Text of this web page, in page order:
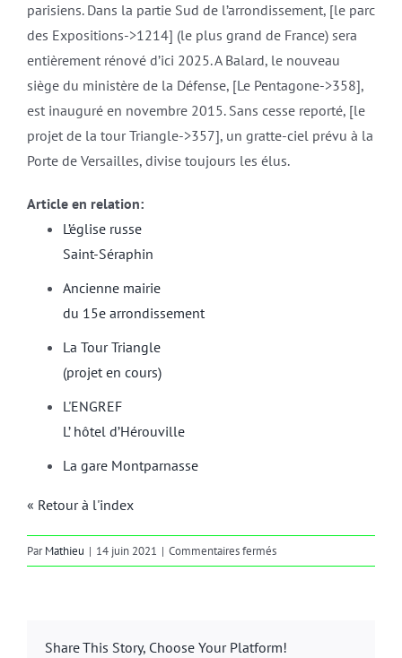
parisiens. Dans la partie Sud de l’arrondissement, [le parc
des Expositions->1214] (le plus grand de France) sera
entièrement rénové d’ici 2025. A Balard, le nouveau
siège du ministère de la Défense, [Le Pentagone->358],
est inauguré en novembre 2015. Sans cesse reporté, [le
projet de la tour Triangle->357], un gratte-ciel prévu à la
Porte de Versailles, divise toujours les élus.
Article en relation:
L’église russe
Saint-Séraphin
Ancienne mairie
du 15e arrondissement
La Tour Triangle
(projet en cours)
L'ENGREF
L’ hôtel d’Hérouville
La gare Montparnasse
« Retour à l'index
ParMathieu | 14 juin 2021 | Commentaires ferméssur
15e
Share This Story, Choose Your Platform!